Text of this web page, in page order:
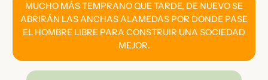
MUCHO MÁS TEMPRANO QUE TARDE, DE NUEVO SE
ABRIRÁN LAS ANCHAS ALAMEDAS POR DONDE PASE
EL HOMBRE LIBRE PARA CONSTRUIR UNA SOCIEDAD
MEJOR.